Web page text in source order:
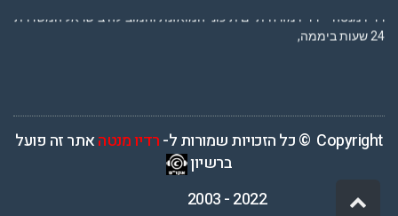
24 שעות ביממה,
Copyright © כל הזכויות שמורות ל- רדיו מנטהאתר זה פועל
ברשיון
2022 - 2003